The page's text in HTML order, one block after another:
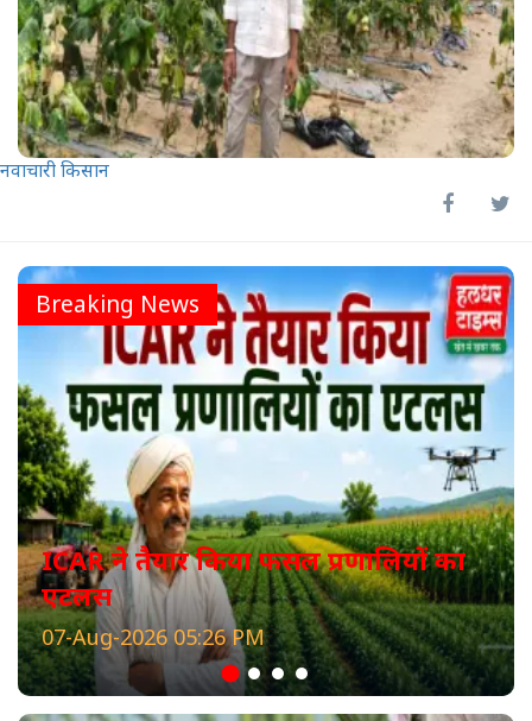
नवाचारी किसान
Breaking News
ICAR ने तैयार किया फसल प्रणालियों का
एटलस
07-Aug-2026 05:26 PM